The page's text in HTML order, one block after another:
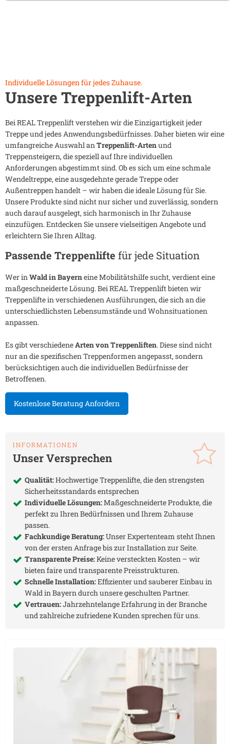
Individuelle Lösungen für jedes Zuhause.
Unsere Treppenlift-Arten
Bei REAL Treppenlift verstehen wir die Einzigartigkeit jeder
Treppe und jedes Anwendungsbedürfnisses. Daher bieten wir eine
umfangreiche Auswahl anTreppenlift-Artenund
Treppensteigern, die speziell auf Ihre individuellen
Anforderungen abgestimmt sind. Ob es sich um eine schmale
Wendeltreppe, eine ausgedehnte gerade Treppe oder
Außentreppen handelt – wir haben die ideale Lösung für Sie.
Unsere Produkte sind nicht nur sicher und zuverlässig, sondern
auch darauf ausgelegt, sich harmonisch in Ihr Zuhause
einzufügen. Entdecken Sie unsere vielseitigen Angebote und
erleichtern Sie Ihren Alltag.
Passende Treppenlifte für jede Situation
Wer inWald in Bayerneine Mobilitätshilfe sucht, verdient eine
maßgeschneiderte Lösung. Bei REAL Treppenlift bieten wir
Treppenlifte in verschiedenen Ausführungen, die sich an die
unterschiedlichsten Lebensumstände und Wohnsituationen
anpassen.
Es gibt verschiedeneArten von Treppenliften. Diese sind nicht
nur an die spezifischen Treppenformen angepasst, sondern
berücksichtigen auch die individuellen Bedürfnisse der
Betroffenen.
Kostenlose Beratung Anfordern
INFORMATIONEN
Unser Versprechen
Qualität:Hochwertige Treppenlifte, die den strengsten
Sicherheitsstandards entsprechen
Individuelle Lösungen:Maßgeschneiderte Produkte, die
perfekt zu Ihren Bedürfnissen und Ihrem Zuhause
passen.
Fachkundige Beratung:Unser Expertenteam steht Ihnen
von der ersten Anfrage bis zur Installation zur Seite.
Transparente Preise:Keine versteckten Kosten – wir
bieten faire und transparente Preisstrukturen.
Schnelle Installation:Effizienter und sauberer Einbau in
Wald in Bayerndurch unsere geschulten Partner.
Vertrauen:Jahrzehntelange Erfahrung in der Branche
und zahlreiche zufriedene Kunden sprechen für uns.